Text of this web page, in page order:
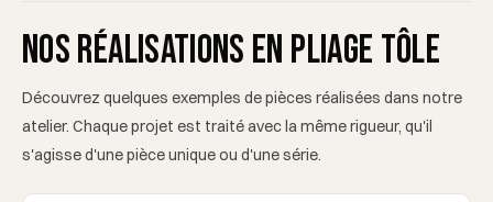
Nos réalisations en pliage tôle
Découvrez quelques exemples de pièces réalisées dans notre
atelier. Chaque projet est traité avec la même rigueur, qu'il
s'agisse d'une pièce unique ou d'une série.